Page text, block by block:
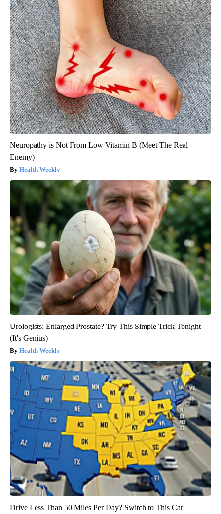
Neuropathy is Not From Low Vitamin B (Meet The Real
Enemy)
Health Weekly
Urologists: Enlarged Prostate? Try This Simple Trick Tonight
(It's Genius)
Health Weekly
Drive Less Than 50 Miles Per Day? Switch to This Car